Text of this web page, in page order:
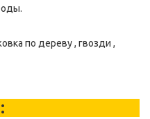
по дереву , гвозди ,